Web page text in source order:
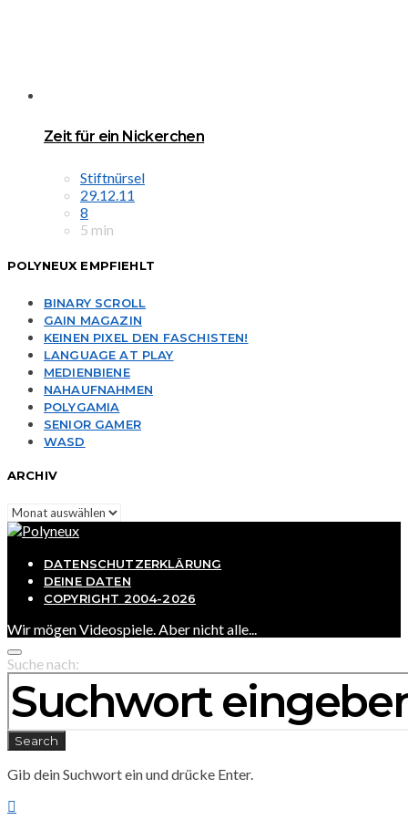
Zeit für ein Nickerchen
Stiftnürsel
29.12.11
8
5 min
POLYNEUX EMPFIEHLT
BINARY SCROLL
GAIN MAGAZIN
KEINEN PIXEL DEN FASCHISTEN!
LANGUAGE AT PLAY
MEDIENBIENE
NAHAUFNAHMEN
POLYGAMIA
SENIOR GAMER
WASD
ARCHIV
Archiv
DATENSCHUTZERKLÄRUNG
DEINE DATEN
COPYRIGHT 2004-2026
Wir mögen Videospiele. Aber nicht alle...
Suche nach:
Search
Gib dein Suchwort ein und drücke Enter.